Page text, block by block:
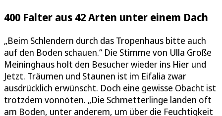
400 Falter aus 42 Arten unter einem Dach
„Beim Schlendern durch das Tropenhaus bitte auch
auf den Boden schauen.“ Die Stimme von Ulla Große
Meininghaus holt den Besucher wieder ins Hier und
Jetzt. Träumen und Staunen ist im Eifalia zwar
ausdrücklich erwünscht. Doch eine gewisse Obacht ist
trotzdem vonnöten. „Die Schmetterlinge landen oft
am Boden, unter anderem, um über die Feuchtigkeit